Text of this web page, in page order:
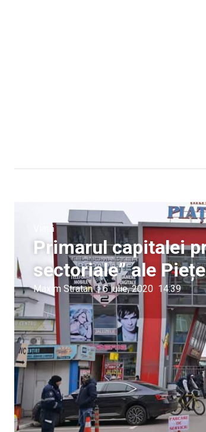
Viață
Primarul capitalei
sectoriale” ale
Maxim Stratan | 6 iulie, 2020 14:39